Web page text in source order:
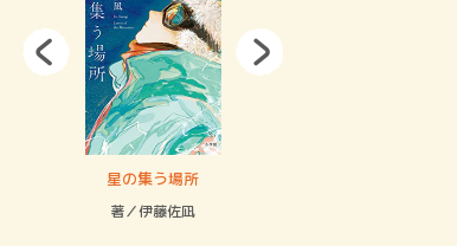
星の集う場所
著／伊藤佐凪